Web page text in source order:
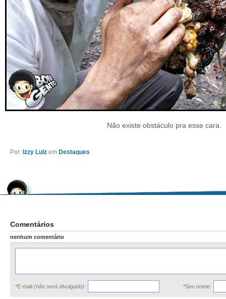
Não existe obstáculo pra esse cara.
Por: Izzy Lulz em Destaques
Comentários
nenhum comentário
*E-mail (não será divulgado): *Seu nome: